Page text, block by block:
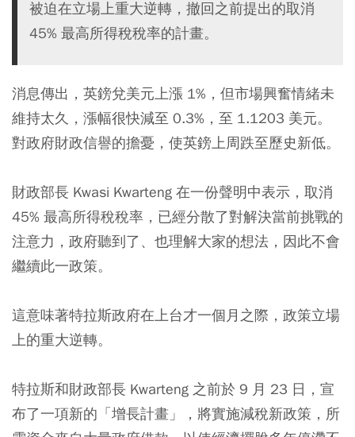
被迫在立場上重大逆轉，撤回之前提出的取消
45% 最高所得稅稅率的計畫。
消息傳出，英鎊兌美元上漲 1%，但市場興奮情緒未
維持太久，漲幅很快減至 0.3%，至 1.1203 美元。
對政府財政信譽的擔憂，使英鎊上周跌至歷史新低。
財政部長 Kwasi Kwarteng 在一份聲明中表示，取消
45% 最高所得稅稅率，已經分散了對解決當前挑戰的
注意力，政府聽到了、也理解大家的想法，因此不會
繼續此一政策。
這意味著特拉斯政府在上台才一個月之際，政策立場
上的重大逆轉。
特拉斯和財政部長 Kwarteng 之前於 9 月 23 日，宣
布了一項新的「增長計畫」，將實施減稅新政策，所